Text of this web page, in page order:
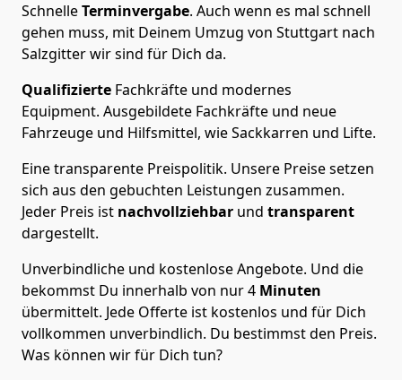
SchnelleTerminvergabe. Auch wenn es mal schnell
gehen muss, mit Deinem Umzug von Stuttgart nach
Salzgitter wir sind für Dich da.
Qualifizierte Fachkräfte und modernes
Equipment. Ausgebildete Fachkräfte und neue
Fahrzeuge und Hilfsmittel, wie Sackkarren und Lifte.
Eine transparente Preispolitik. Unsere Preise setzen
sich aus den gebuchten Leistungen zusammen.
Jeder Preis ist nachvollziehbar und transparent
dargestellt.
Unverbindliche und kostenlose Angebote. Und die
bekommst Du innerhalb von nur4 Minuten
übermittelt. Jede Offerte ist kostenlos und für Dich
vollkommen unverbindlich. Du bestimmst den Preis.
Was können wir für Dich tun?